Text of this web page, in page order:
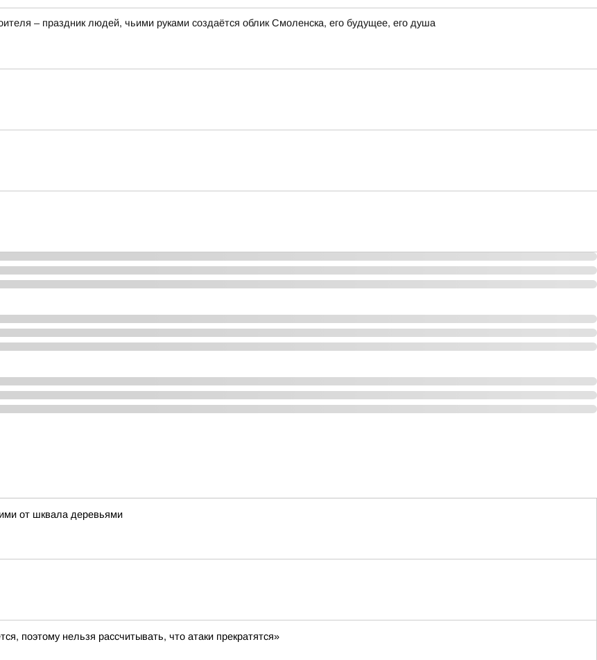
– праздник людей, чьими руками создаётся облик Смоленска, его будущее, его душа
от шквала деревьями
поэтому нельзя рассчитывать, что атаки прекратятся»